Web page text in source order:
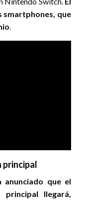
smartphones, que
.
principal
anunciado que el
llegará,